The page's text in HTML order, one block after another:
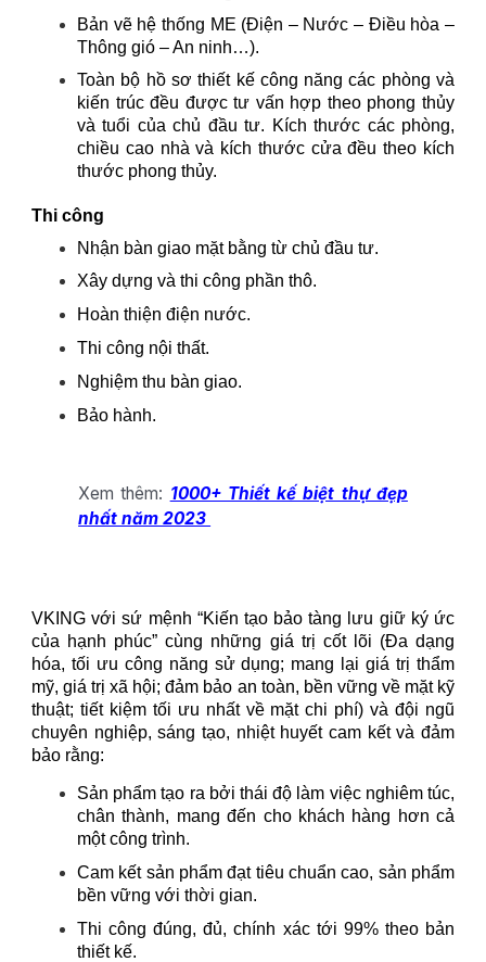
Bản vẽ hệ thống ME (Điện – Nước – Điều hòa –
Thông gió – An ninh…).
Toàn bộ hồ sơ thiết kế công năng các phòng và
kiến trúc đều được tư vấn hợp theo phong thủy
và tuổi của chủ đầu tư. Kích thước các phòng,
chiều cao nhà và kích thước cửa đều theo kích
thước phong thủy.
Thi công
Nhận bàn giao mặt bằng từ chủ đầu tư.
Xây dựng và thi công phần thô.
Hoàn thiện điện nước.
Thi công nội thất.
Nghiệm thu bàn giao.
Bảo hành.
Xem thêm: 1000+ Thiết kế biệt thự đẹp
nhất năm 2023
VKING với sứ mệnh “Kiến tạo bảo tàng lưu giữ ký ức
của hạnh phúc” cùng những giá trị cốt lõi (Đa dạng
hóa, tối ưu công năng sử dụng; mang lại giá trị thẩm
mỹ, giá trị xã hội; đảm bảo an toàn, bền vững về mặt kỹ
thuật; tiết kiệm tối ưu nhất về mặt chi phí) và đội ngũ
chuyên nghiệp, sáng tạo, nhiệt huyết cam kết và đảm
bảo rằng:
Sản phẩm tạo ra bởi thái độ làm việc nghiêm túc,
chân thành, mang đến cho khách hàng hơn cả
một công trình.
Cam kết sản phẩm đạt tiêu chuẩn cao, sản phẩm
bền vững với thời gian.
Thi công đúng, đủ, chính xác tới 99% theo bản
thiết kế.